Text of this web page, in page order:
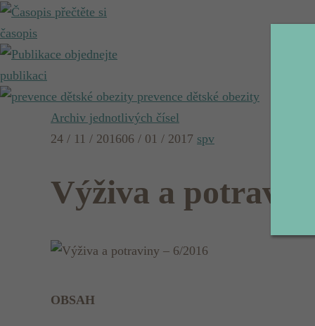
přečtěte si
časopis
objednejte
publikaci
prevence dětské obezity
Archiv jednotlivých čísel
24 / 11 / 201606 / 01 / 2017 spv
Výživa a
OBSAH